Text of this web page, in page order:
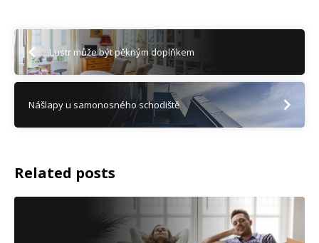
Lustr může být pěkným doplňkem
Nášlapy u samonosného schodiště
Related posts